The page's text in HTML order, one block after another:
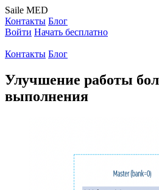
Saile MED
Контакты Блог
Войти Начать бесплатно
Контакты Блог
Улучшение работы
выполнения